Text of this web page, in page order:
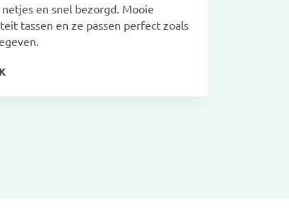
netjes en snel bezorgd. Mooie
tassen en ze passen perfect zoals